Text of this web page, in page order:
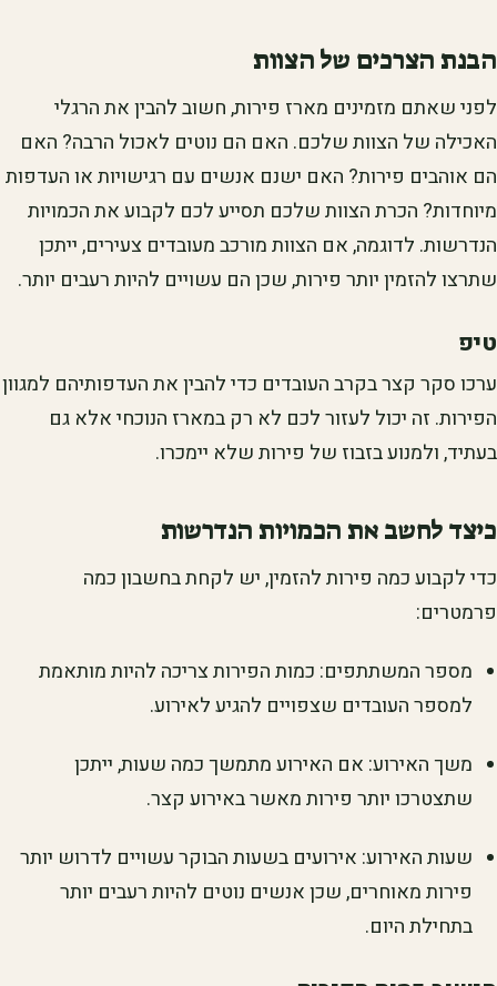
הבנת הצרכים של הצוות
לפני שאתם מזמינים מארז פירות, חשוב להבין את הרגלי
האכילה של הצוות שלכם. האם הם נוטים לאכול הרבה? האם
הם אוהבים פירות? האם ישנם אנשים עם רגישויות או העדפות
מיוחדות? הכרת הצוות שלכם תסייע לכם לקבוע את הכמויות
הנדרשות. לדוגמה, אם הצוות מורכב מעובדים צעירים, ייתכן
שתרצו להזמין יותר פירות, שכן הם עשויים להיות רעבים יותר.
טיפ
ערכו סקר קצר בקרב העובדים כדי להבין את העדפותיהם למגוון
הפירות. זה יכול לעזור לכם לא רק במארז הנוכחי אלא גם
בעתיד, ולמנוע בזבוז של פירות שלא יימכרו.
כיצד לחשב את הכמויות הנדרשות
כדי לקבוע כמה פירות להזמין, יש לקחת בחשבון כמה
פרמטרים:
מספר המשתתפים: כמות הפירות צריכה להיות מותאמת
למספר העובדים שצפויים להגיע לאירוע.
משך האירוע: אם האירוע מתמשך כמה שעות, ייתכן
שתצטרכו יותר פירות מאשר באירוע קצר.
שעות האירוע: אירועים בשעות הבוקר עשויים לדרוש יותר
פירות מאוחרים, שכן אנשים נוטים להיות רעבים יותר
בתחילת היום.